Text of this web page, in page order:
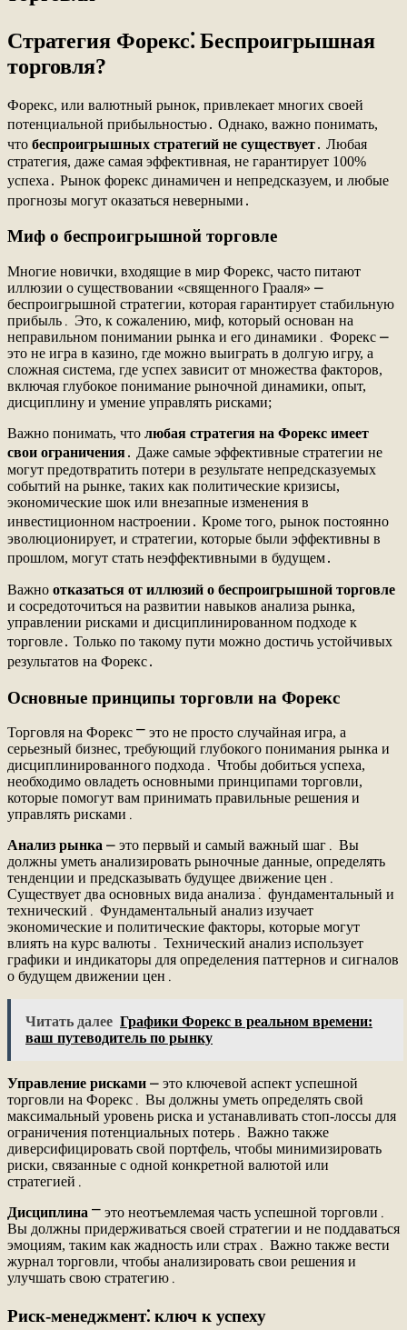
Стратегия Форекс⁚ Беспроигрышная
торговля?
Форекс, или валютный рынок, привлекает многих своей
потенциальной прибыльностью․ Однако, важно понимать,
что беспроигрышных стратегий не существует․ Любая
стратегия, даже самая эффективная, не гарантирует 100%
успеха․ Рынок форекс динамичен и непредсказуем, и любые
прогнозы могут оказаться неверными․
Миф о беспроигрышной торговле
Многие новички, входящие в мир Форекс, часто питают
иллюзии о существовании «священного Грааля» ⎼
беспроигрышной стратегии, которая гарантирует стабильную
прибыль․ Это, к сожалению, миф, который основан на
неправильном понимании рынка и его динамики․ Форекс ⎼
это не игра в казино, где можно выиграть в долгую игру, а
сложная система, где успех зависит от множества факторов,
включая глубокое понимание рыночной динамики, опыт,
дисциплину и умение управлять рисками;
Важно понимать, что любая стратегия на Форекс имеет
свои ограничения․ Даже самые эффективные стратегии не
могут предотвратить потери в результате непредсказуемых
событий на рынке, таких как политические кризисы,
экономические шок или внезапные изменения в
инвестиционном настроении․ Кроме того, рынок постоянно
эволюционирует, и стратегии, которые были эффективны в
прошлом, могут стать неэффективными в будущем․
Важно отказаться от иллюзий о беспроигрышной торговле
и сосредоточиться на развитии навыков анализа рынка,
управлении рисками и дисциплинированном подходе к
торговле․ Только по такому пути можно достичь устойчивых
результатов на Форекс․
Основные принципы торговли на Форекс
Торговля на Форекс ⎻ это не просто случайная игра, а
серьезный бизнес, требующий глубокого понимания рынка и
дисциплинированного подхода․ Чтобы добиться успеха,
необходимо овладеть основными принципами торговли,
которые помогут вам принимать правильные решения и
управлять рисками․
Анализ рынка ⎼ это первый и самый важный шаг․ Вы
должны уметь анализировать рыночные данные, определять
тенденции и предсказывать будущее движение цен․
Существует два основных вида анализа⁚ фундаментальный и
технический․ Фундаментальный анализ изучает
экономические и политические факторы, которые могут
влиять на курс валюты․ Технический анализ использует
графики и индикаторы для определения паттернов и сигналов
о будущем движении цен․
Читать далее Графики Форекс в реальном времени:
ваш путеводитель по рынку
Управление рисками ⎼ это ключевой аспект успешной
торговли на Форекс․ Вы должны уметь определять свой
максимальный уровень риска и устанавливать стоп-лоссы для
ограничения потенциальных потерь․ Важно также
диверсифицировать свой портфель, чтобы минимизировать
риски, связанные с одной конкретной валютой или
стратегией․
Дисциплина ⎻ это неотъемлемая часть успешной торговли․
Вы должны придерживаться своей стратегии и не поддаваться
эмоциям, таким как жадность или страх․ Важно также вести
журнал торговли, чтобы анализировать свои решения и
улучшать свою стратегию․
Риск-менеджмент⁚ ключ к успеху